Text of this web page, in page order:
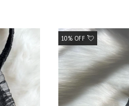
10% OFF 💘